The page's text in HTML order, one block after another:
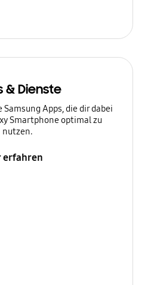
& Dienste
Apps, die dir dabei
Smartphone optimal zu
nutzen.
erfahren